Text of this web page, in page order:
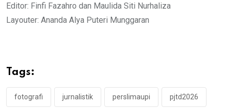
Editor: Finfi Fazahro dan Maulida Siti Nurhaliza
Layouter: Ananda Alya Puteri Munggaran
Tags:
fotografi jurnalistik perslimaupi pjtd2026